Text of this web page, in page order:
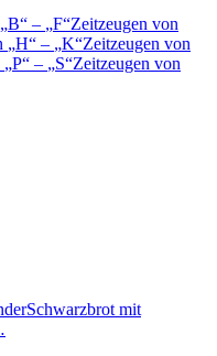
B – F Zeitzeugen von
H – K Zeitzeugen von
P – S Zeitzeugen von
Schwarzbrot mit